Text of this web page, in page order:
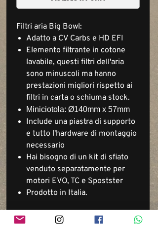
Filtri aria Big Bowl:
Adatto a CV Carbs e HD EFI
Elemento filtrante in cotone
lavabile, questi filtri dell'aria
sono minuscoli ma hanno
prestazioni migliori rispetto ai
filtri in carta o schiuma stock.
Miniciotola: Ø140mm x 57mm
Include una piastra di supporto
e tutto l'hardware di montaggio
necessario
Hai bisogno di un kit di sfiato
venduto separatamente per
motori EVO, TC e Spostster
Prodotto in Italia.